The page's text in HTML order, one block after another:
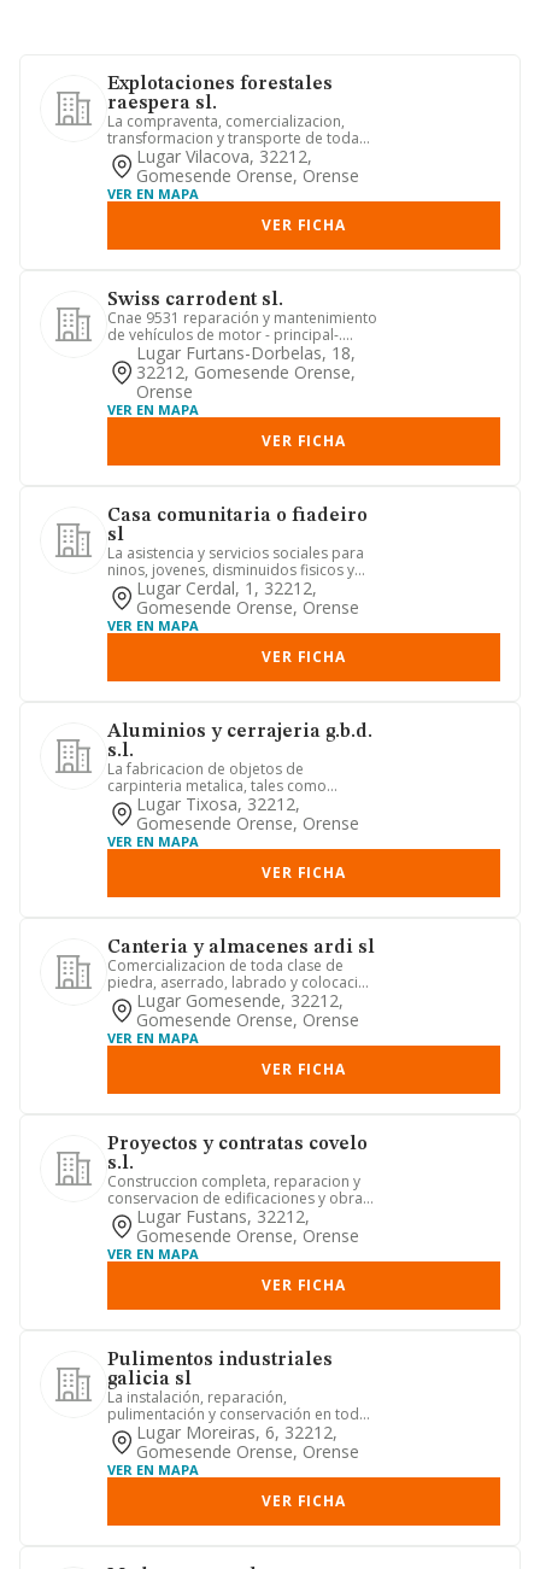
Explotaciones forestales
raespera sl.
La compraventa, comercializacion,
transformacion y transporte de toda
clase de madera.
Lugar Vilacova, 32212,
Gomesende Orense, Orense
VER EN MAPA
VER FICHA
Swiss carrodent sl.
Cnae 9531 reparación y mantenimiento
de vehículos de motor - principal-.
cnae 6621 evaluación de ri...
Lugar Furtans-Dorbelas, 18,
32212, Gomesende Orense,
Orense
VER EN MAPA
VER FICHA
Casa comunitaria o fiadeiro
sl
La asistencia y servicios sociales para
ninos, jovenes, disminuidos fisicos y
ancianos en centro re...
Lugar Cerdal, 1, 32212,
Gomesende Orense, Orense
VER EN MAPA
VER FICHA
Aluminios y cerrajeria g.b.d.
s.l.
La fabricacion de objetos de
carpinteria metalica, tales como
puertas, ventanas, marcos para
puerta...
Lugar Tixosa, 32212,
Gomesende Orense, Orense
VER EN MAPA
VER FICHA
Canteria y almacenes ardi sl
Comercializacion de toda clase de
piedra, aserrado, labrado y colocacion
y venta de toda clase de m...
Lugar Gomesende, 32212,
Gomesende Orense, Orense
VER EN MAPA
VER FICHA
Proyectos y contratas covelo
s.l.
Construccion completa, reparacion y
conservacion de edificaciones y obras
civiles, albanileria y tr...
Lugar Fustans, 32212,
Gomesende Orense, Orense
VER EN MAPA
VER FICHA
Pulimentos industriales
galicia sl
La instalación, reparación,
pulimentación y conservación en toda
clase de suelos y pavimentos en to...
Lugar Moreiras, 6, 32212,
Gomesende Orense, Orense
VER EN MAPA
VER FICHA